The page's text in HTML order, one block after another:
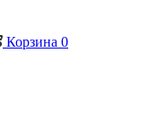
Корзина 0